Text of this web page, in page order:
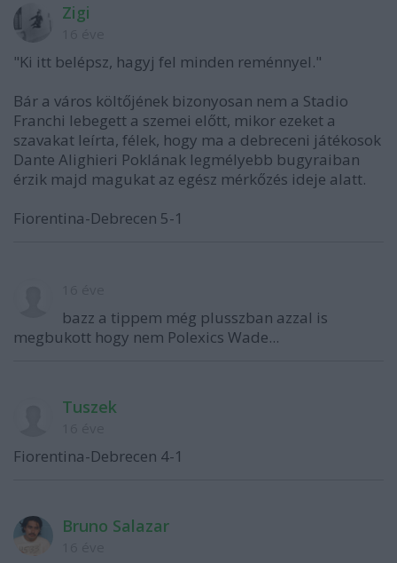
Zigi
"Ki itt belépsz, hagyj fel minden reménnyel."
Bár a város költőjének bizonyosan nem a Stadio
Franchi lebegett a szemei előtt, mikor ezeket a
szavakat leírta, félek, hogy ma a debreceni játékosok
Dante Alighieri Poklának legmélyebb bugyraiban
érzik majd magukat az egész mérkőzés ideje alatt.
Fiorentina-Debrecen 5-1
bazz a tippem még plusszban azzal is
megbukott hogy nem Polexics Wade...
Tuszek
Fiorentina-Debrecen 4-1
Bruno Salazar